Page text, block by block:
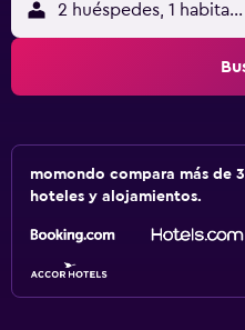
2 huéspedes, 1
momondo compara más de
hoteles y alojamientos.